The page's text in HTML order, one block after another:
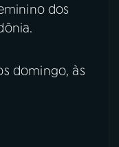
dos
domingo, às